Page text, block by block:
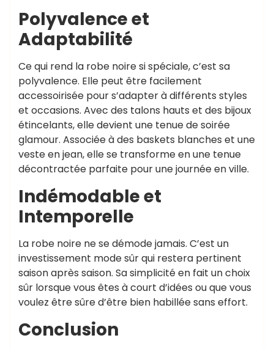
Polyvalence et
Adaptabilité
Ce qui rend la robe noire si spéciale, c’est sa
polyvalence. Elle peut être facilement
accessoirisée pour s’adapter à différents styles
et occasions. Avec des talons hauts et des bijoux
étincelants, elle devient une tenue de soirée
glamour. Associée à des baskets blanches et une
veste en jean, elle se transforme en une tenue
décontractée parfaite pour une journée en ville.
Indémodable et
Intemporelle
La robe noire ne se démode jamais. C’est un
investissement mode sûr qui restera pertinent
saison après saison. Sa simplicité en fait un choix
sûr lorsque vous êtes à court d’idées ou que vous
voulez être sûre d’être bien habillée sans effort.
Conclusion